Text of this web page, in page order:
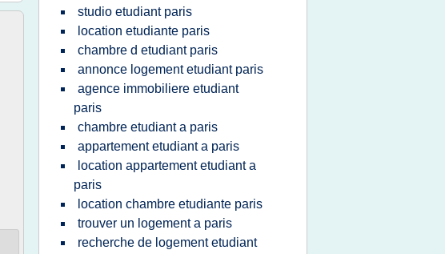
studio etudiant paris
location etudiante paris
chambre d etudiant paris
annonce logement etudiant paris
agence immobiliere etudiant
paris
chambre etudiant a paris
appartement etudiant a paris
location appartement etudiant a
paris
location chambre etudiante paris
trouver un logement a paris
recherche de logement etudiant